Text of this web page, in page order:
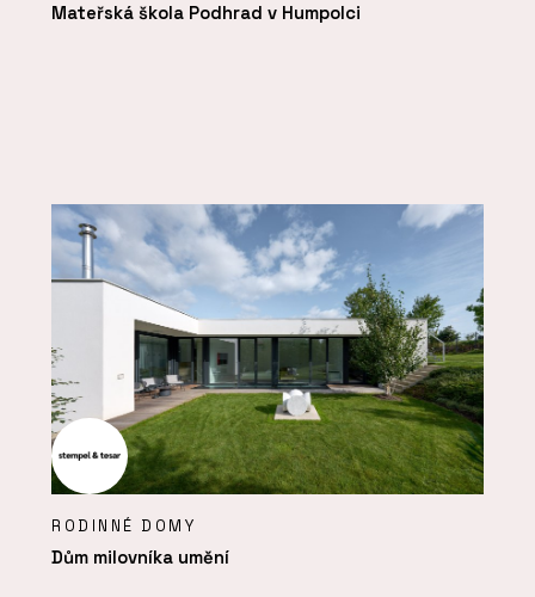
Mateřská škola Podhrad v Humpolci
RODINNÉ DOMY
Dům milovníka umění